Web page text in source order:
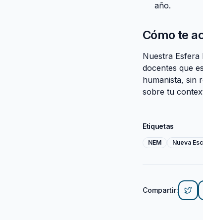
año.
Cómo te
Nuestra Esfera
docentes que
humanista, sin
sobre tu
Etiquetas
NEM Nueva
Compartir: